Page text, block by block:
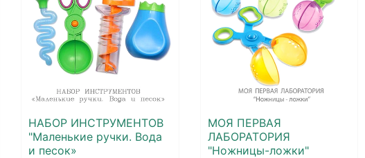
НАБОР ИНСТРУМЕНТОВ
"Маленькие ручки. Вода
и песок»
МОЯ ПЕРВАЯ
ЛАБОРАТОРИЯ
"Ножницы-ложки"